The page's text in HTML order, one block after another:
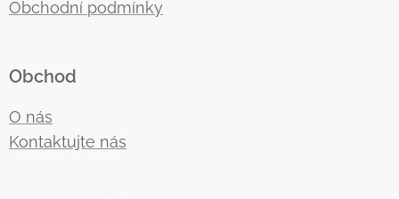
Obchodní podmínky
Obchod
O nás
Kontaktujte nás